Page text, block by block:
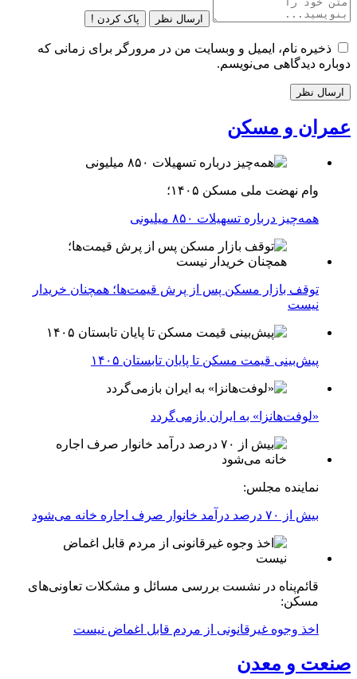
ارسال نظر پاک کردن !
ذخیره نام، ایمیل و وبسایت من در مرورگر برای زمانی که
دوباره دیدگاهی می‌نویسم.
عمران و مسکن
وام نهضت ملی مسکن ۱۴۰۵؛
همه‌چیز درباره تسهیلات ۸۵۰ میلیونی
توقف بازار مسکن پس از پرش قیمت‌ها؛ همچنان خریدار
نیست
پیش‌بینی قیمت مسکن تا پایان تابستان ۱۴۰۵
«لوفت‌هانزا» به ایران بازمی‌گردد
نماینده مجلس:
بیش از ۷۰ درصد درآمد خانوار صرف اجاره خانه می‌شود
قائم‌پناه در نشست بررسی مسائل و مشکلات تعاونی‌های
مسکن:
اخذ وجوه غیرقانونی از مردم قابل اغماض نیست
صنعت و معدن